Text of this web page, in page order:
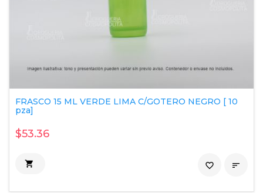
FRASCO 15 ML VERDE LIMA C/GOTERO NEGRO [ 10
pza]
$53.36
 
favorite_border